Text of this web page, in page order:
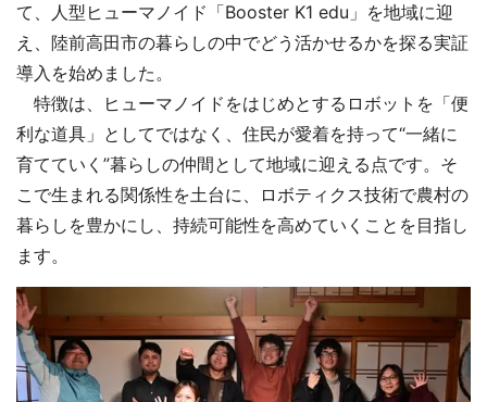
て、人型ヒューマノイド「Booster K1 edu」を地域に迎
え、陸前高田市の暮らしの中でどう活かせるかを探る実証
導入を始めました。
特徴は、ヒューマノイドをはじめとするロボットを「便
利な道具」としてではなく、住民が愛着を持って“一緒に
育てていく”暮らしの仲間として地域に迎える点です。そ
こで生まれる関係性を土台に、ロボティクス技術で農村の
暮らしを豊かにし、持続可能性を高めていくことを目指し
ます。